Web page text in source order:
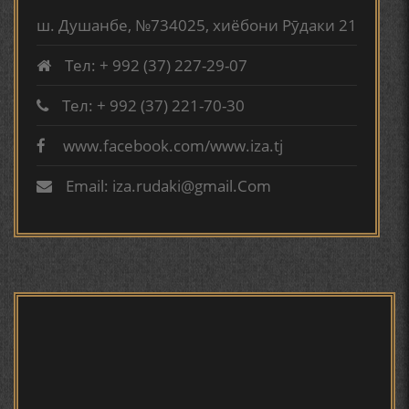
Садриддин Айнӣ. Маълумоти
САНЪАТҲОИ БАДЕИИ МАЪНОӢ ДАР АШЪОРИ
КАМОЛИ ХУҶАНДӢ ЗУЛФИЯ ИСМАТОВА.
МИРЗО ТУРСУНЗОДА – ШОИРИ ВАТАНХОҲ ВА
ИНСОНДӮСТ
ПРЕДПОСЫЛКИ СТАНОВЛЕНИЯ
МУРУВВАТИЁН ДЖ. ДЖ.
ш. Душанбе, №734025, хиёбони Рӯдаки 21
Тел: + 992 (37) 227-29-07
Тел: + 992 (37) 221-70-30
www.facebook.com/www.iza.tj
Email: iza.rudaki@gmail.Com